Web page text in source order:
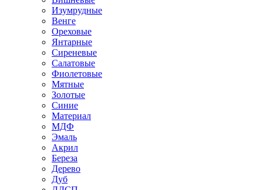
Изумрудные
Венге
Ореховые
Янтарные
Сиреневые
Салатовые
Фиолетовые
Мятные
Золотые
Синие
Материал
МДФ
Эмаль
Акрил
Береза
Дерево
Дуб